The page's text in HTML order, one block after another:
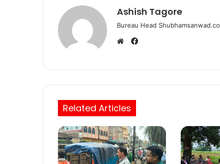
k
Ashish Tagore
Bureau Head
Facebook
Related Articles